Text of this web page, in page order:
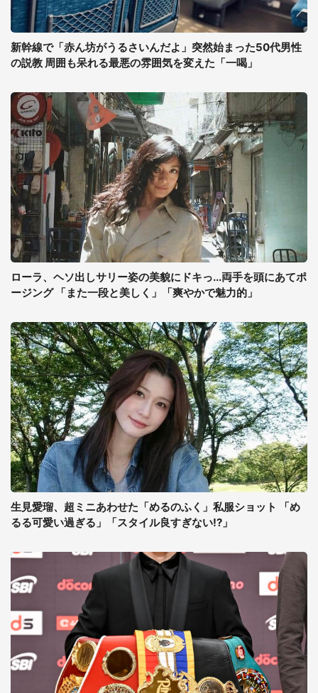
新幹線で「赤ん坊がうるさいんだよ」突然始まった50代男性
の説教 周囲も呆れる最悪の雰囲気を変えた「一喝」
ローラ、ヘソ出しサリー姿の美貌にドキっ...両手を頭にあてポ
ージング 「また一段と美しく」「爽やかで魅力的」
生見愛瑠、超ミニあわせた「めるのふく」私服ショット 「め
るる可愛い過ぎる」「スタイル良すぎない!?」